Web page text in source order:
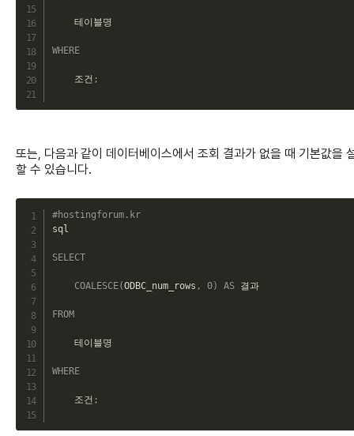
    테이블명
WHERE
    조건
;
또는, 다음과 같이 데이터베이스에서 조회 결과가 없을 때 기본값을
할 수 있습니다.
#hostingforum.kr
sql
SELECT
COALESCE(ODBC_num_rows , 0) AS 결과
FROM
    테이블명
WHERE
    조건
;